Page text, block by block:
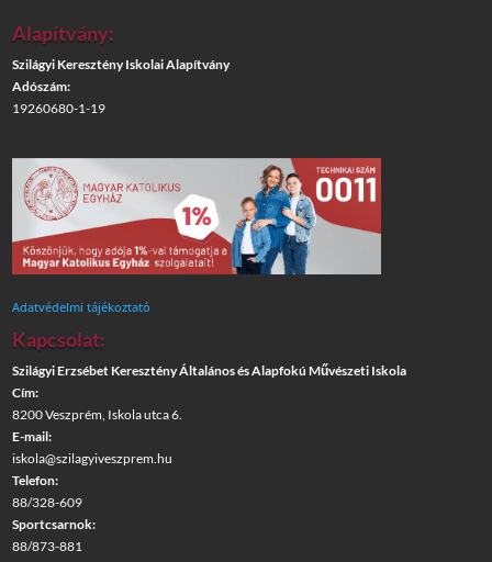
Alapítvány:
Szilágyi Keresztény Iskolai Alapítvány
Adószám:
19260680-1-19
Adatvédelmi tájékoztató
Kapcsolat:
Szilágyi Erzsébet Keresztény Általános és Alapfokú Művészeti Iskola
Cím:
8200 Veszprém, Iskola utca 6.
E-mail:
iskola@szilagyiveszprem.hu
Telefon:
88/328-609
Sportcsarnok:
88/873-881